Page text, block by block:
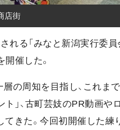
店街
る「みなと新潟実行委員
催した。
層の周知を目指し、これま
」、古町芸妓のPR動画や
きた。今回初開催した練